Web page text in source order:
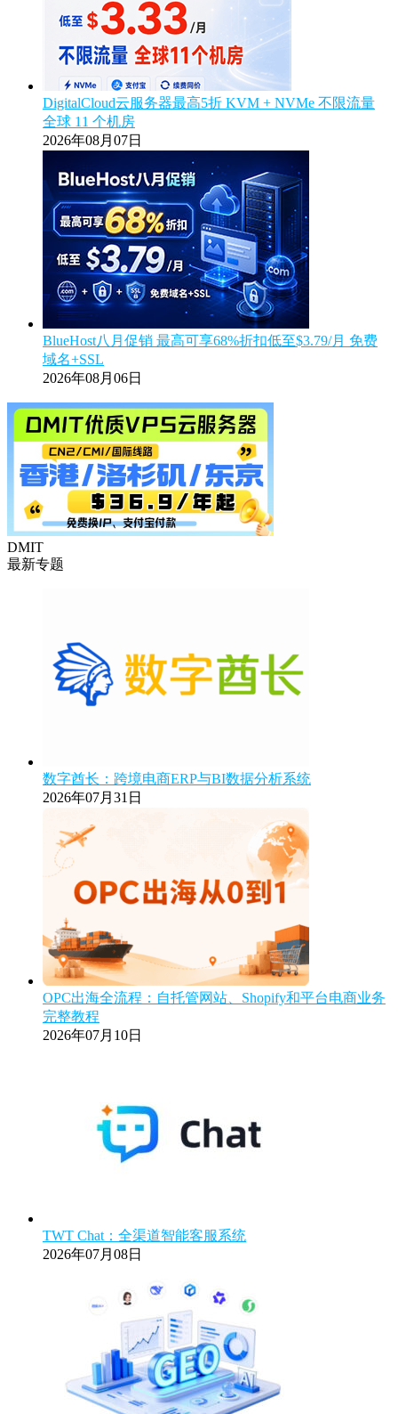
DigitalCloud云服务器最高5折 KVM + NVMe 不限流量
全球 11 个机房
2026年08月07日
BlueHost八月促销 最高可享68%折扣低至$3.79/月 免费
域名+SSL
2026年08月06日
DMIT
最新专题
数字酋长：跨境电商ERP与BI数据分析系统
2026年07月31日
OPC出海全流程：自托管网站、Shopify和平台电商业务
完整教程
2026年07月10日
TWT Chat：全渠道智能客服系统
2026年07月08日